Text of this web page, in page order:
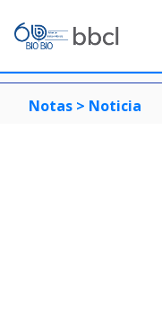
Notas > Noticia